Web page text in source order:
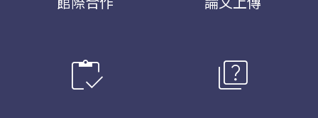
inventory quiz